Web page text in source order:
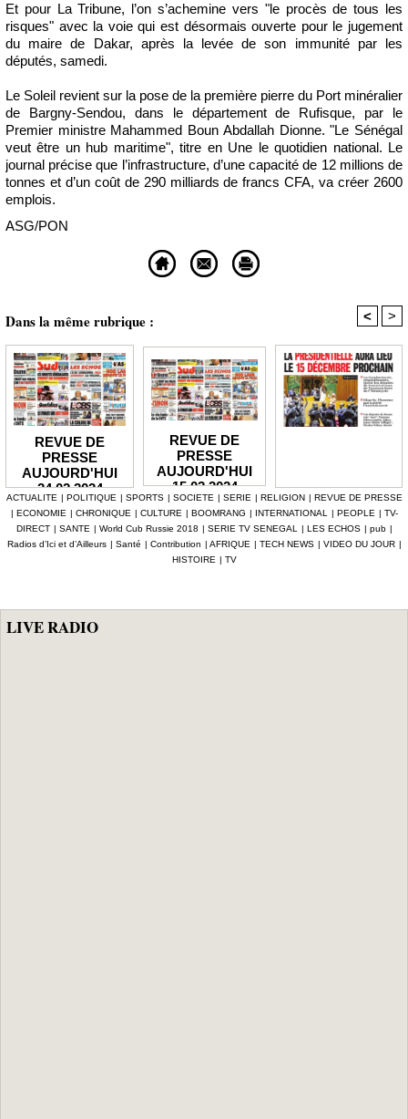
Et pour La Tribune, l’on s’achemine vers "le procès de tous les
risques" avec la voie qui est désormais ouverte pour le jugement
du maire de Dakar, après la levée de son immunité par les
députés, samedi.
Le Soleil revient sur la pose de la première pierre du Port minéralier
de Bargny-Sendou, dans le département de Rufisque, par le
Premier ministre Mahammed Boun Abdallah Dionne. "Le Sénégal
veut être un hub maritime", titre en Une le quotidien national. Le
journal précise que l’infrastructure, d’une capacité de 12 millions de
tonnes et d’un coût de 290 milliards de francs CFA, va créer 2600
emplois.
ASG/PON
Dans la même rubrique : < >
REVUE DE
PRESSE
AUJOURD'HUI
24 02 2024
REVUE DE
PRESSE
AUJOURD'HUI
15 02 2024
ACTUALITE | POLITIQUE | SPORTS | SOCIETE | SERIE | RELIGION | REVUE DE PRESSE
| ECONOMIE | CHRONIQUE | CULTURE | BOOMRANG | INTERNATIONAL | PEOPLE | TV-
DIRECT | SANTE | World Cub Russie 2018 | SERIE TV SENEGAL | LES ECHOS | pub |
Radios d’Ici et d’Ailleurs | Santé | Contribution | AFRIQUE | TECH NEWS | VIDEO DU JOUR |
HISTOIRE | TV
LIVE RADIO